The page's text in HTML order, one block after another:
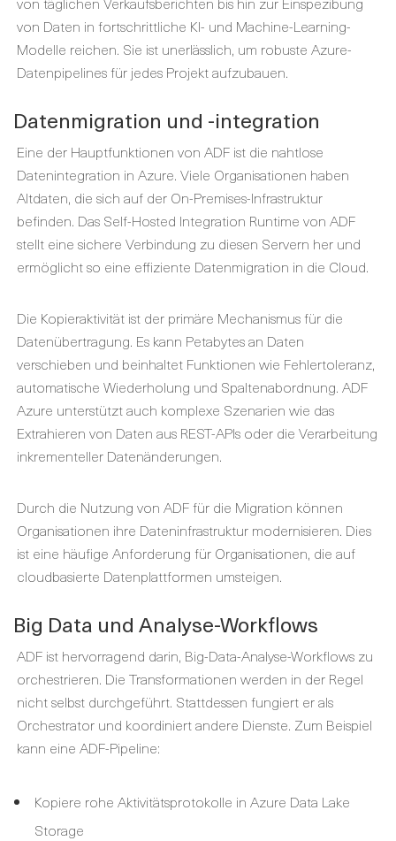
von Daten in fortschrittliche KI- und Machine-Learning-
Modelle reichen. Sie ist unerlässlich, um robuste Azure-
Datenpipelines für jedes Projekt aufzubauen.
Datenmigration und -integration
Eine der Hauptfunktionen von ADF ist die nahtlose
Datenintegration in Azure. Viele Organisationen haben
Altdaten, die sich auf der On-Premises-Infrastruktur
befinden. Das Self-Hosted Integration Runtime von ADF
stellt eine sichere Verbindung zu diesen Servern her und
ermöglicht so eine effiziente Datenmigration in die Cloud.
Die Kopieraktivität ist der primäre Mechanismus für die
Datenübertragung. Es kann Petabytes an Daten
verschieben und beinhaltet Funktionen wie Fehlertoleranz,
automatische Wiederholung und Spaltenabordnung. ADF
Azure unterstützt auch komplexe Szenarien wie das
Extrahieren von Daten aus REST-APIs oder die Verarbeitung
inkrementeller Datenänderungen.
Durch die Nutzung von ADF für die Migration können
Organisationen ihre Dateninfrastruktur modernisieren. Dies
ist eine häufige Anforderung für Organisationen, die auf
cloudbasierte Datenplattformen umsteigen.
Big Data und Analyse-Workflows
ADF ist hervorragend darin, Big-Data-Analyse-Workflows zu
orchestrieren. Die Transformationen werden in der Regel
nicht selbst durchgeführt. Stattdessen fungiert er als
Orchestrator und koordiniert andere Dienste. Zum Beispiel
kann eine ADF-Pipeline:
Kopiere rohe Aktivitätsprotokolle in Azure Data Lake
Storage